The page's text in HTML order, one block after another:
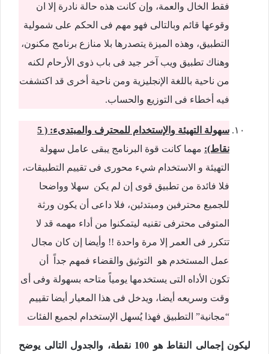
فقط الخال والعمة، وإن كانت هذه حالة نادرة إلا ان
وقوعها قائم وبالتالى فهو مهم فى الحكم على شمولية
التطبيق، وهذه الميزة يتصدرها بلا منازع برنامج مكنون،
وهناك تطبيق ويب آخر جيد فى باب ذوى الأرحام لكنه
من ناحية باللغة الإنجليزية ومن ناحية أخرى قد اكتشفت
فيه أخطاء فى التوزيع والحساب.
سهولة التهيئة والإستخدام للمحترف والمبتدىء: ( 5
نقاط): مهما كانت قوة البرنامج يبقى عامل سهولة
التهيئة و الاستخدام شيء محورى فى تقييم التطبيقات،
فلا فائدة من تطبيق قوى إن لم يكن سهلا وواضحا
للجميع محترفين ومبتدئين، فلا داعى أن يكون ورثة
المتوفى محترفى تقنيه ليتمكنوا من أداء مهمه قد لا
تتكرر فى العمر إلا مرة واحدة !! وأيضا إن كان مجال
عمل المستخدم هو التوثيق والقضاء فمهم جداً أن
تكون الأداه التى يستخدمها يومياً متاحه بسهولة وفى أى
وقت وسريعه أيضا، ويدخل فى هذا المعيار أيضا تقييم
“مجانية” التطبيق فهذا يُسهل الإستخدام لجميع الفئات
ليكون إجمالى النقاط هو 100 نقطة، والجدول التالى يوضح